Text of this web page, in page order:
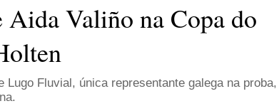
Aida Valiño na Copa do
Lugo Fluvial, única representante galega na proba,